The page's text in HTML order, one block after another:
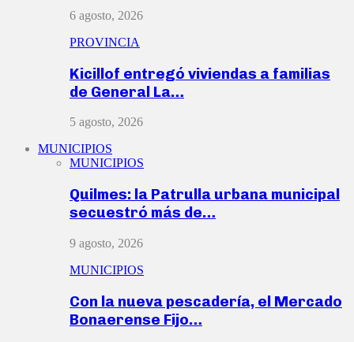
6 agosto, 2026
PROVINCIA
Kicillof entregó viviendas a familias
de General La…
5 agosto, 2026
MUNICIPIOS
MUNICIPIOS
Quilmes: la Patrulla urbana municipal
secuestró más de…
9 agosto, 2026
MUNICIPIOS
Con la nueva pescadería, el Mercado
Bonaerense Fijo…